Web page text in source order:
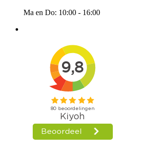
Ma en Do: 10:00 - 16:00